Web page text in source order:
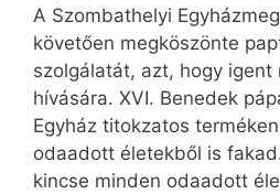
A Szombathelyi
követően megköszönte
szolgálatát, azt, hogy igent
hívására. XVI. Benedek
Egyház titokzatos
odaadott életekből is
kincse minden odaadott